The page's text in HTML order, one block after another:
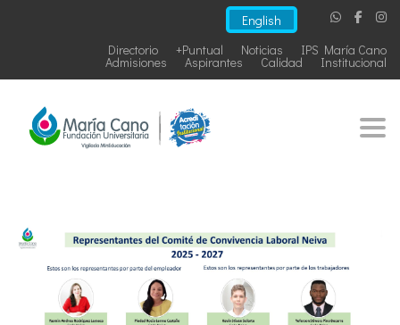
English
IPS María Cano
Noticias
+Puntual
Directorio
Institucional
Calidad
Aspirantes
Admisiones